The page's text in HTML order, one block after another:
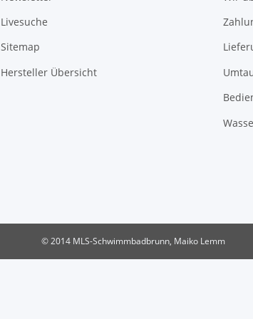
Livesuche
Sitemap
Hersteller Übersicht
© 2014 MLS-Schwimmbadbrunn, Maiko Lemm